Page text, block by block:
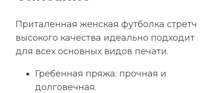
Приталенная женская футболка стретч
высокого качества идеально подходит
для всех основных видов печати.
Гребенная пряжа: прочная и
долговечная.